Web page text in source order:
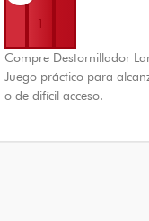
Compre Destornillador
Juego práctico para
o de difícil acceso.